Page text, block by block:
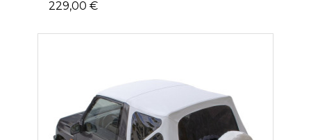
229,00 €